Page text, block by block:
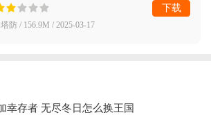
防 / 156.9M / 2025-03-17
下载
幸存者 无尽冬日怎么换王国